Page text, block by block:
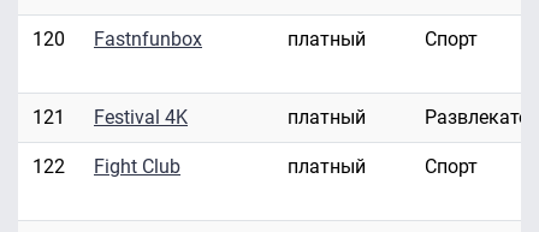
120 Fastnfunbox платный Спорт
121 Festival 4K платный
122 Fight Club платный Спорт